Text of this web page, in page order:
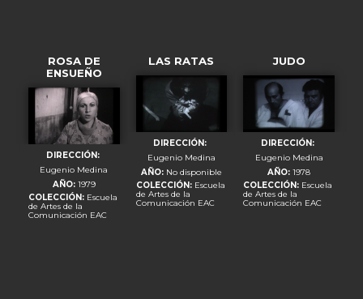
ROSA DE
ENSUEÑO
DIRECCIÓN:
Eugenio Medina
AÑO: 1979
COLECCIÓN: Escuela
de Artes de la
Comunicación EAC
LAS RATAS
DIRECCIÓN:
Eugenio Medina
AÑO: No disponible
COLECCIÓN: Escuela
de Artes de la
Comunicación EAC
JUDO
DIRECCIÓN:
Eugenio Medina
AÑO:1978
COLECCIÓN: Escuela
de Artes de la
Comunicación EAC